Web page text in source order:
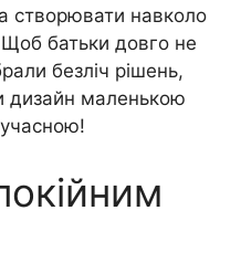
створювати навколо
батьки довго не
безліч рішень,
дизайн маленькою